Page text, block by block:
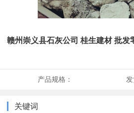
赣州崇义县石灰公司 桂生建材 批发
产品规格：
关键词